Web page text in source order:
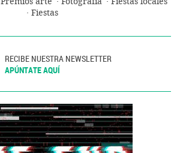
Fiestas
RECIBE NUESTRA NEWSLETTER
APÚNTATE AQUÍ